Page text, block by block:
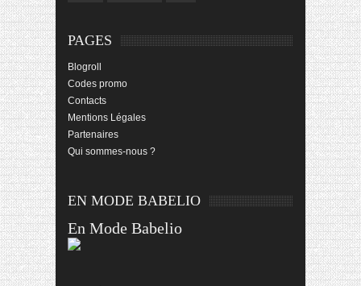
PAGES
Blogroll
Codes promo
Contacts
Mentions Légales
Partenaires
Qui sommes-nous ?
EN MODE BABELIO
En Mode Babelio